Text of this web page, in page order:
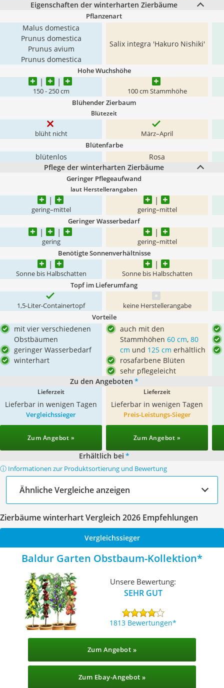
Eigenschaften der winterharten Zierbäume
Pflanzenart
Malus domestica
Prunus domestica
Prunus avium
Prunus domestica
Salix integra 'Hakuro Nishiki'
Hohe Wuchshöhe
150 - 250 cm 100 cm Stammhöhe
Blühender Zierbaum
Blütezeit
blüht nicht März–April
Blütenfarbe
blütenlos
Rosa
Pflege der winterharten Zierbäume
Geringer Pflegeaufwand
laut Herstellerangaben
gering–mittel gering–mittel
Geringer Wasserbedarf
gering gering–mittel
Benötigte Sonnenverhältnisse
Sonne bis Halbschatten Sonne bis Halbschatten
Topf im Lieferumfang
1,5-Liter-Containertopf keine Herstellerangabe
Vorteile
mit vier verschiedenen
Obstbäumen
geringer Wasserbedarf
winterhart
auch mit den
Stammhöhen 60 cm, 80
cm und 125 cm erhältlich
rosafarbene Blüten
sehr pflegeleicht
Zu den Angeboten *
Lieferzeit
Lieferbar in wenigen Tagen
Lieferzeit
Lieferbar in wenigen Tagen
Vergleichssieger
Zum Angebot »
Preis-Leistungs-Sieger
Zum Angebot »
Erhältlich bei *
ⓘ Informationen zur Produktsortierung und Bewertung
Ähnliche Vergleiche anzeigen
Zierbäume winterhart Vergleich 2026 Empfehlungen
Vergleichssieger
Baldur Garten Obstbaum-Kollektion
Unsere Bewertung:
SEHR GUT
1813 Bewertungen
Zum Angebot »
Zum Ebay-Angebot »